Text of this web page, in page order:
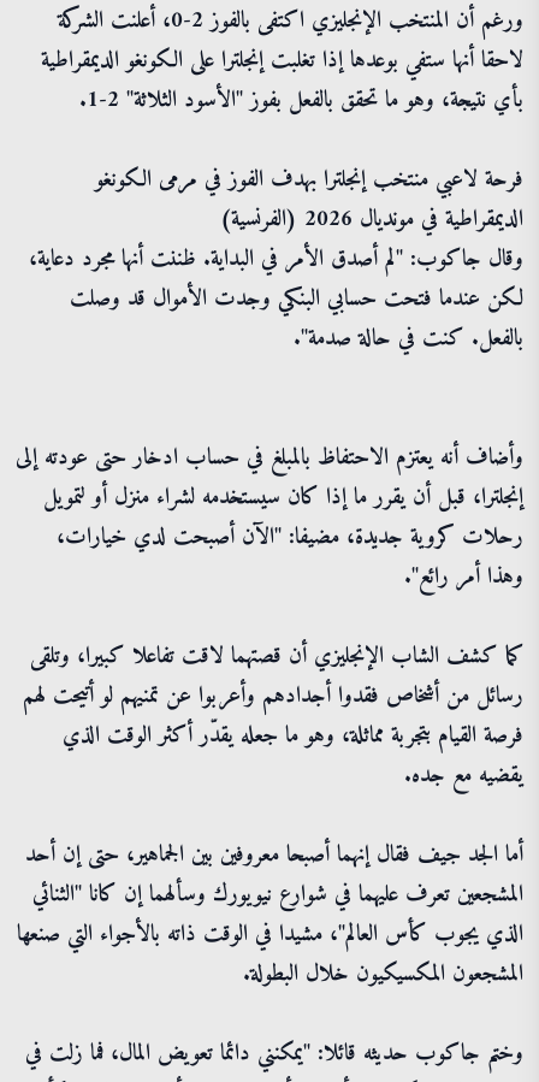
ورغم أن المنتخب الإنجليزي اكتفى بالفوز 2-0، أعلنت الشركة
لاحقا أنها ستفي بوعدها إذا تغلبت إنجلترا على الكونغو الديمقراطية
بأي نتيجة، وهو ما تحقق بالفعل بفوز "الأسود الثلاثة" 2-1.
فرحة لاعبي منتخب إنجلترا بهدف الفوز في مرمى الكونغو
الديمقراطية في مونديال 2026 (الفرنسية)
وقال جاكوب: "لم أصدق الأمر في البداية. ظننت أنها مجرد دعاية،
لكن عندما فتحت حسابي البنكي وجدت الأموال قد وصلت
بالفعل. كنت في حالة صدمة".
وأضاف أنه يعتزم الاحتفاظ بالمبلغ في حساب ادخار حتى عودته إلى
إنجلترا، قبل أن يقرر ما إذا كان سيستخدمه لشراء منزل أو لتمويل
رحلات كروية جديدة، مضيفا: "الآن أصبحت لدي خيارات،
وهذا أمر رائع".
كما كشف الشاب الإنجليزي أن قصتهما لاقت تفاعلا كبيرا، وتلقى
رسائل من أشخاص فقدوا أجدادهم وأعربوا عن تمنيهم لو أتيحت لهم
فرصة القيام بتجربة مماثلة، وهو ما جعله يقدّر أكثر الوقت الذي
يقضيه مع جده.
أما الجد جيف فقال إنهما أصبحا معروفين بين الجماهير، حتى إن أحد
المشجعين تعرف عليهما في شوارع نيويورك وسألهما إن كانا "الثنائي
الذي يجوب كأس العالم"، مشيدا في الوقت ذاته بالأجواء التي صنعها
المشجعون المكسيكيون خلال البطولة.
وختم جاكوب حديثه قائلا: "يمكنني دائما تعويض المال، فما زلت في